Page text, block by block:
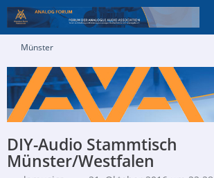
Münster
DIY-Audio Stammtisch
Münster/Westfalen